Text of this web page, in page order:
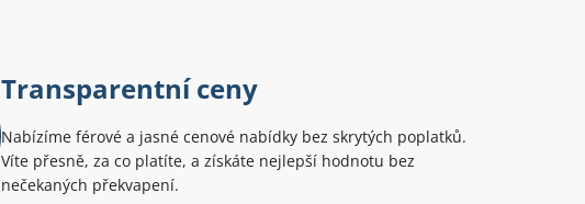
Transparentní ceny
Nabízíme férové a jasné cenové nabídky bez skrytých poplatků.
Víte přesně, za co platíte, a získáte nejlepší hodnotu bez
nečekaných překvapení.